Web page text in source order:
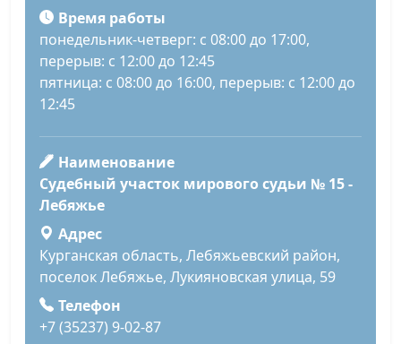
Время работы
понедельник-четверг: с 08:00 до 17:00,
перерыв: с 12:00 до 12:45
пятница: с 08:00 до 16:00, перерыв: с 12:00 до
12:45
Наименование
Судебный участок мирового судьи № 15 -
Лебяжье
Адрес
Курганская область, Лебяжьевский район,
поселок Лебяжье, Лукияновская улица, 59
Телефон
+7 (35237) 9-02-87